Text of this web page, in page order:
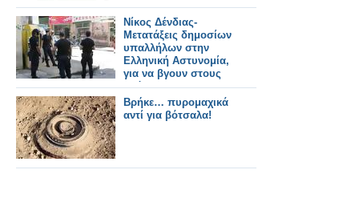
Νίκος Δένδιας-
Μετατάξεις δημοσίων
υπαλλήλων στην
Ελληνική Αστυνομία,
για να βγουν στους
δρόμους
περισσότεροι
ένστολοι
Βρήκε… πυρομαχικά
αντί για βότσαλα!